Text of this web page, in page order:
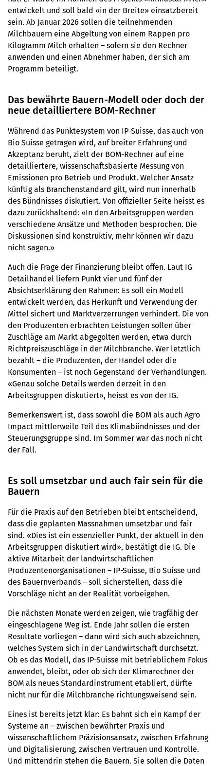
entwickelt und soll bald «in der Breite» einsatzbereit
sein. Ab Januar 2026 sollen die teilnehmenden
Milchbauern eine Abgeltung von einem Rappen pro
Kilogramm Milch erhalten – sofern sie den Rechner
anwenden und einen Abnehmer haben, der sich am
Programm beteiligt.
Das bewährte Bauern-Modell oder doch der
neue detailliertere BOM-Rechner
Während das Punktesystem von IP-Suisse, das auch von
Bio Suisse getragen wird, auf breiter Erfahrung und
Akzeptanz beruht, zielt der BOM-Rechner auf eine
detailliertere, wissenschaftsbasierte Messung von
Emissionen pro Betrieb und Produkt. Welcher Ansatz
künftig als Branchenstandard gilt, wird nun innerhalb
des Bündnisses diskutiert. Von offizieller Seite heisst es
dazu zurückhaltend: «In den Arbeitsgruppen werden
verschiedene Ansätze und Methoden besprochen. Die
Diskussionen sind konstruktiv, mehr können wir dazu
nicht sagen.»
Auch die Frage der Finanzierung bleibt offen. Laut IG
Detailhandel liefern Punkt vier und fünf der
Absichtserklärung den Rahmen: Es soll ein Modell
entwickelt werden, das Herkunft und Verwendung der
Mittel sichert und Marktverzerrungen verhindert. Die von
den Produzenten erbrachten Leistungen sollen über
Zuschläge am Markt abgegolten werden, etwa durch
Richtpreiszuschläge in der Milchbranche. Wer letztlich
bezahlt – die Produzenten, der Handel oder die
Konsumenten – ist noch Gegenstand der Verhandlungen.
«Genau solche Details werden derzeit in den
Arbeitsgruppen diskutiert», heisst es von der IG.
Bemerkenswert ist, dass sowohl die BOM als auch Agro
Impact mittlerweile Teil des Klimabündnisses und der
Steuerungsgruppe sind. Im Sommer war das noch nicht
der Fall.
Es soll umsetzbar und auch fair sein für die
Bauern
Für die Praxis auf den Betrieben bleibt entscheidend,
dass die geplanten Massnahmen umsetzbar und fair
sind. «Dies ist ein essenzieller Punkt, der aktuell in den
Arbeitsgruppen diskutiert wird», bestätigt die IG. Die
aktive Mitarbeit der landwirtschaftlichen
Produzentenorganisationen – IP-Suisse, Bio Suisse und
des Bauernverbands – soll sicherstellen, dass die
Vorschläge nicht an der Realität vorbeigehen.
Die nächsten Monate werden zeigen, wie tragfähig der
eingeschlagene Weg ist. Ende Jahr sollen die ersten
Resultate vorliegen – dann wird sich auch abzeichnen,
welches System sich in der Landwirtschaft durchsetzt.
Ob es das Modell, das IP-Suisse mit betrieblichem Fokus
anwendet, bleibt, oder ob sich der Klimarechner der
BOM als neues Standardinstrument etabliert, dürfte
nicht nur für die Milchbranche richtungsweisend sein.
Eines ist bereits jetzt klar: Es bahnt sich ein Kampf der
Systeme an – zwischen bewährter Praxis und
wissenschaftlichem Präzisionsansatz, zwischen Erfahrung
und Digitalisierung, zwischen Vertrauen und Kontrolle.
Und mittendrin stehen die Bauern. Sie sollen die Daten